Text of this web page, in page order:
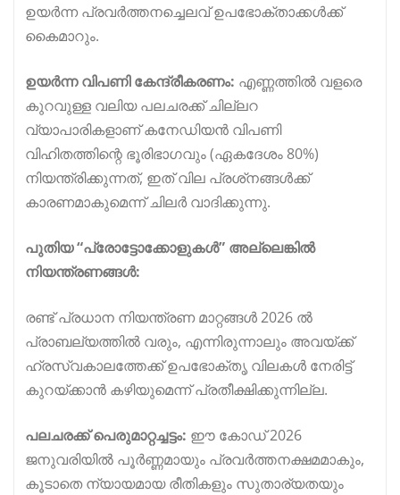
ഉയർന്ന പ്രവർത്തനച്ചെലവ് ഉപഭോക്താക്കൾക്ക്
കൈമാറും.
ഉയർന്ന വിപണി കേന്ദ്രീകരണം: എണ്ണത്തിൽ വളരെ
കുറവുള്ള വലിയ പലചരക്ക് ചില്ലറ
വ്യാപാരികളാണ് കനേഡിയൻ വിപണി
വിഹിതത്തിന്റെ ഭൂരിഭാഗവും (ഏകദേശം 80%)
നിയന്ത്രിക്കുന്നത്, ഇത് വില പ്രശ്‌നങ്ങൾക്ക്
കാരണമാകുമെന്ന് ചിലർ വാദിക്കുന്നു.
പുതിയ “പ്രോട്ടോക്കോളുകൾ” അല്ലെങ്കിൽ
നിയന്ത്രണങ്ങൾ:
രണ്ട് പ്രധാന നിയന്ത്രണ മാറ്റങ്ങൾ 2026 ൽ
പ്രാബല്യത്തിൽ വരും, എന്നിരുന്നാലും അവയ്ക്ക്
ഹ്രസ്വകാലത്തേക്ക് ഉപഭോക്തൃ വിലകൾ നേരിട്ട്
കുറയ്ക്കാൻ കഴിയുമെന്ന് പ്രതീക്ഷിക്കുന്നില്ല.
പലചരക്ക് പെരുമാറ്റച്ചട്ടം: ഈ കോഡ് 2026
ജനുവരിയിൽ പൂർണ്ണമായും പ്രവർത്തനക്ഷമമാകും,
കൂടാതെ ന്യായമായ രീതികളും സുതാര്യതയും